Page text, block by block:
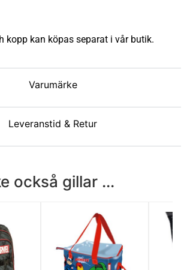
Varumärke
Leveranstid & Retur
kopp kan köpas separat i vår butik.
också gillar ...